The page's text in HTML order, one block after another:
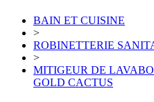
BAIN ET CUISINE
>
ROBINETTERIE
>
MITIGEUR DE
GOLD CACTUS